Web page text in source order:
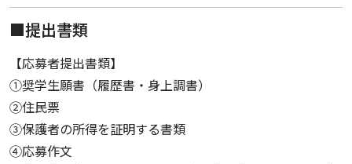
■提出書類
【応募者提出書類】
①奨学生願書（履歴書・身上調書）
②住民票
③保護者の所得を証明する書類
④応募作文